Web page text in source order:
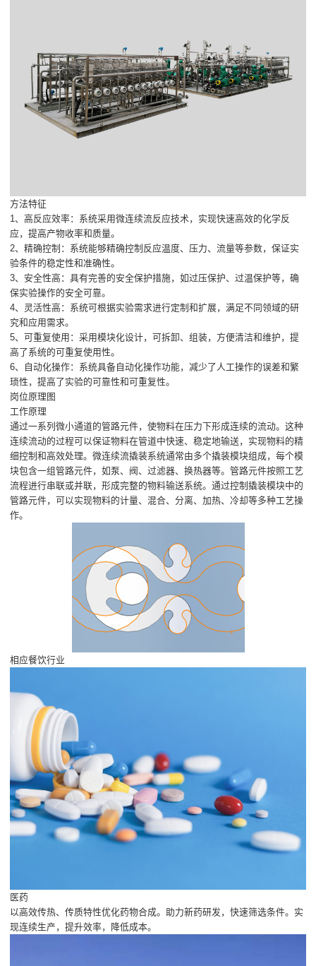
方法特征
1、高反应效率：系统采用微连续流反应技术，实现快速高效的化学反
应，提高产物收率和质量。
2、精确控制：系统能够精确控制反应温度、压力、流量等参数，保证实
验条件的稳定性和准确性。
3、安全性高：具有完善的安全保护措施，如过压保护、过温保护等，确
保实验操作的安全可靠。
4、灵活性高：系统可根据实验需求进行定制和扩展，满足不同领域的研
究和应用需求。
5、可重复使用：采用模块化设计，可拆卸、组装，方便清洁和维护，提
高了系统的可重复使用性。
6、自动化操作：系统具备自动化操作功能，减少了人工操作的误差和繁
琐性，提高了实验的可靠性和可重复性。
岗位原理图
工作原理
通过一系列微小通道的管路元件，使物料在压力下形成连续的流动。这种
连续流动的过程可以保证物料在管道中快速、稳定地输送，实现物料的精
细控制和高效处理。微连续流撬装系统通常由多个撬装模块组成，每个模
块包含一组管路元件，如泵、阀、过滤器、换热器等。管路元件按照工艺
流程进行串联或并联，形成完整的物料输送系统。通过控制撬装模块中的
管路元件，可以实现物料的计量、混合、分离、加热、冷却等多种工艺操
作。
相应餐饮行业
医药
以高效传热、传质特性优化药物合成。助力新药研发，快速筛选条件。实
现连续生产，提升效率，降低成本。